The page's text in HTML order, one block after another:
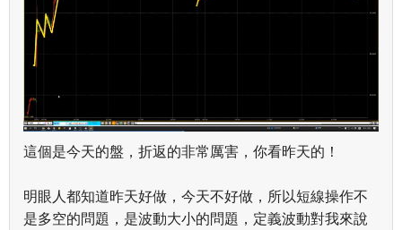
這個是今天的盤，折返的非常厲害，你看昨天的！
明眼人都知道昨天好做，今天不好做，所以短線操作不
是多空的問題，是波動大小的問題，定義波動對我來說